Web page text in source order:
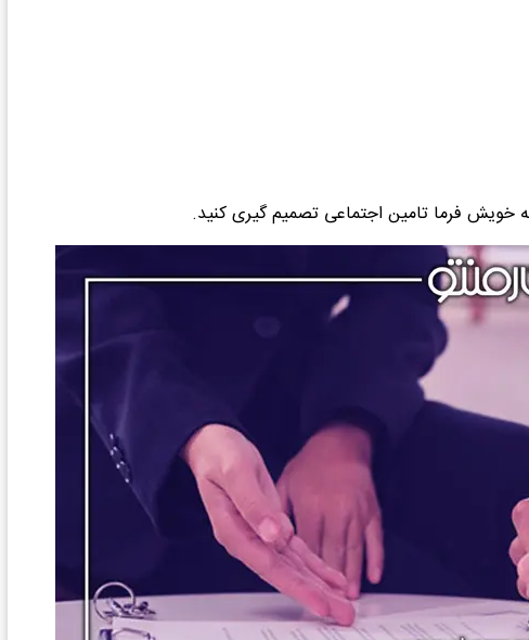
خویش فرما تامین اجتماعی تصمیم گیری کنید.